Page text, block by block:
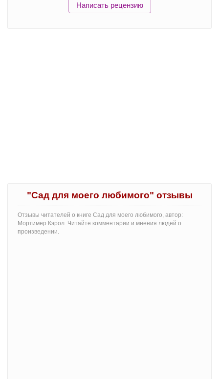
Написать рецензию
"Сад для моего любимого" отзывы
Отзывы читателей о книге Сад для моего любимого, автор:
Мортимер Кэрол. Читайте комментарии и мнения людей о
произведении.